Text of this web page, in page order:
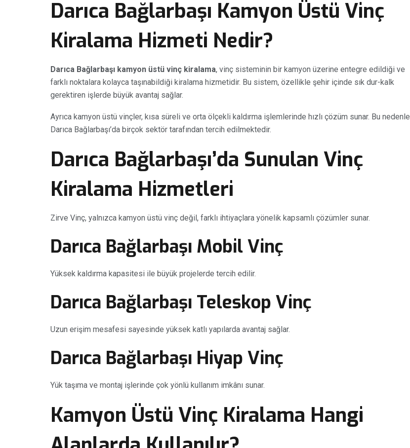
Darıca Bağlarbaşı Kamyon Üstü Vinç
Kiralama Hizmeti Nedir?
Darıca Bağlarbaşı kamyon üstü vinç kiralama, vinç sisteminin bir kamyon üzerine entegre edildiği ve
farklı noktalara kolayca taşınabildiği kiralama hizmetidir. Bu sistem, özellikle şehir içinde sık dur-kalk
gerektiren işlerde büyük avantaj sağlar.
Ayrıca kamyon üstü vinçler, kısa süreli ve orta ölçekli kaldırma işlemlerinde hızlı çözüm sunar. Bu nedenle
Darıca Bağlarbaşı’da birçok sektör tarafından tercih edilmektedir.
Darıca Bağlarbaşı’da Sunulan Vinç
Kiralama Hizmetleri
Zirve Vinç, yalnızca kamyon üstü vinç değil, farklı ihtiyaçlara yönelik kapsamlı çözümler sunar.
Darıca Bağlarbaşı Mobil Vinç
Yüksek kaldırma kapasitesi ile büyük projelerde tercih edilir.
Darıca Bağlarbaşı Teleskop Vinç
Uzun erişim mesafesi sayesinde yüksek katlı yapılarda avantaj sağlar.
Darıca Bağlarbaşı Hiyap Vinç
Yük taşıma ve montaj işlerinde çok yönlü kullanım imkânı sunar.
Kamyon Üstü Vinç Kiralama Hangi